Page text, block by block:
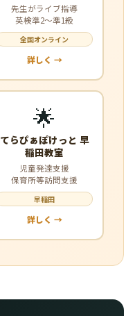
先生がライブ指導
英検準2〜準1級
全国オンライン
詳しく →
🌟
てらぴぁぽけっと 早
稲田教室
児童発達支援
保育所等訪問支援
早稲田
詳しく →